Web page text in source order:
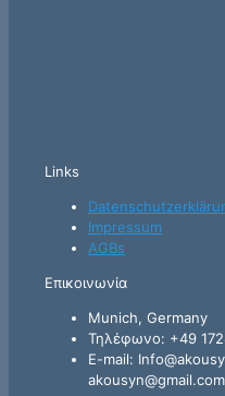
Links
Impressum
AGBs
Επικοινωνία
Munich, Germany
Τηλέφωνο: +49
E-mail:
akousyn@gmail.com